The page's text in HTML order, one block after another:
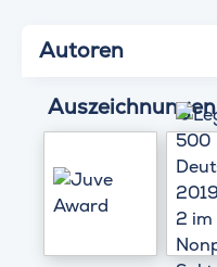
Autoren
Auszeichnungen